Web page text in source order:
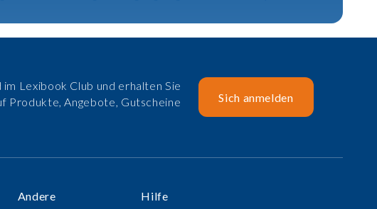
Lexibook Club und erhalten Sie
Produkte, Angebote, Gutscheine
Sich anmelden
Andere
Hilfe